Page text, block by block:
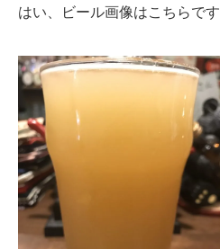
はい、ビール画像はこちらです